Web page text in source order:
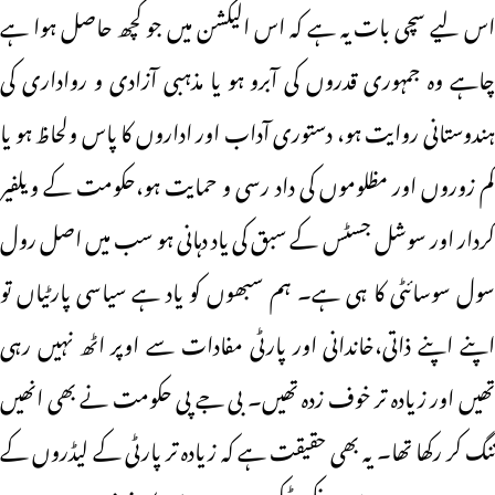
اس لیے سچی بات یہ ہے کہ اس الیکشن میں جو کچھ حاصل ہوا ہے
چاہے وہ جمہوری قدروں کی آبرو ہو یا مذہبی آزادی و رواداری کی
ہندوستانی روایت ہو، دستوری آداب اور اداروں کا پاس ولحاظ ہو یا
کم زوروں اور مظلوموں کی داد رسی و حمایت ہو،حکومت کے ویلفیر
کردار اور سوشل جسٹس کے سبق کی یاد دہانی ہو سب میں اصل رول
سول سوسائٹی کا ہی ہے۔ ہم سبھوں کو یاد ہے سیاسی پارٹیاں تو
اپنے اپنے ذاتی،خاندانی اور پارٹی مفادات سے اوپر اٹھ نہیں رہی
تھیں اور زیادہ تر خوف زدہ تھیں۔ بی جے پی حکومت نے بھی انھیں
تنگ کر رکھا تھا۔ یہ بھی حقیقت ہے کہ زیادہ تر پارٹی کے لیڈروں کے